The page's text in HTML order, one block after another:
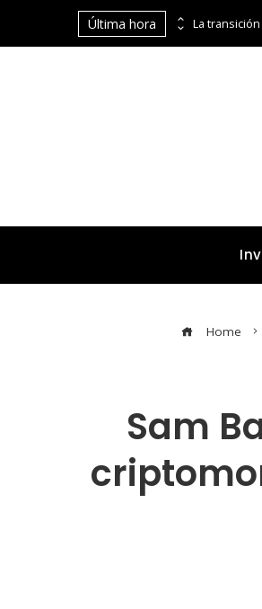
Última hora Las 15 donaciones individuales más grandes y su impacto estructural en sistemas educativos y sanitarios
Home
Sam